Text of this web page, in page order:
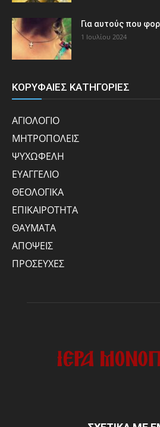
Για αυτούς που
1 Ιουλίου 2024
ΚΟΡΥΦΑΙΕΣ ΚΑΤΗΓΟΡΙΕΣ
ΑΓΙΟΛΟΓΙΟ
ΜΗΤΡΟΠΟΛΕΙΣ
ΨΥΧΩΦΕΛΗ
ΕΥΑΓΓΕΛΙΟ
ΘΕΟΛΟΓΙΚΑ
ΕΠΙΚΑΙΡΟΤΗΤΑ
ΘΑΥΜΑΤΑ
ΑΠΟΨΕΙΣ
ΠΡΟΣΕΥΧΕΣ